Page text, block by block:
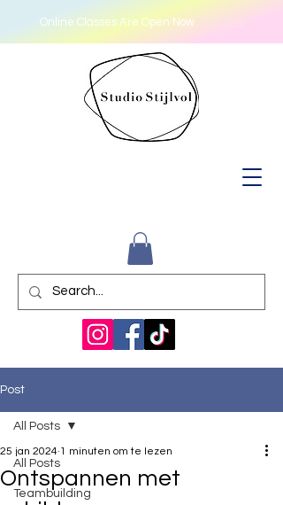
Online Classes Are Open Now
Post
All Posts
Teambuilding
All Posts
Ontspannen met
25 jan 2024 1 minuten om te lezen